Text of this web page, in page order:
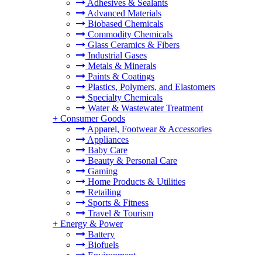
Adhesives & Sealants
Advanced Materials
Biobased Chemicals
Commodity Chemicals
Glass Ceramics & Fibers
Industrial Gases
Metals & Minerals
Paints & Coatings
Plastics, Polymers, and Elastomers
Specialty Chemicals
Water & Wastewater Treatment
+ Consumer Goods
Apparel, Footwear & Accessories
Appliances
Baby Care
Beauty & Personal Care
Gaming
Home Products & Utilities
Retailing
Sports & Fitness
Travel & Tourism
+ Energy & Power
Battery
Biofuels